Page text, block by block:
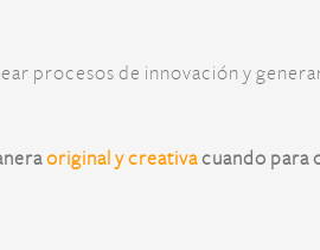
procesos de innovación y
original y creativacuando para